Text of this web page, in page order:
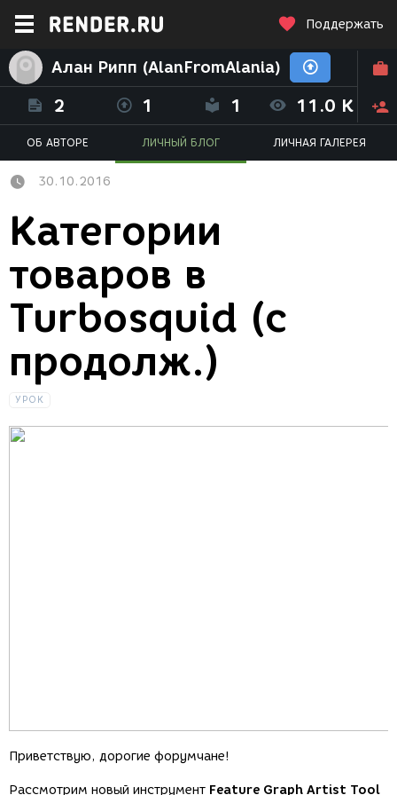
Поддержать
Алан Рипп (AlanFromAlania)
2 1 1 11.0 K
ОБ АВТОРЕ ЛИЧНЫЙ БЛОГ ЛИЧНАЯ ГАЛЕРЕЯ
30.10.2016
Категории
товаров в
Turbosquid (с
продолж.)
УРОК
Приветствую, дорогие форумчане!
Рассмотрим новый инструмент Feature Graph Artist Tool